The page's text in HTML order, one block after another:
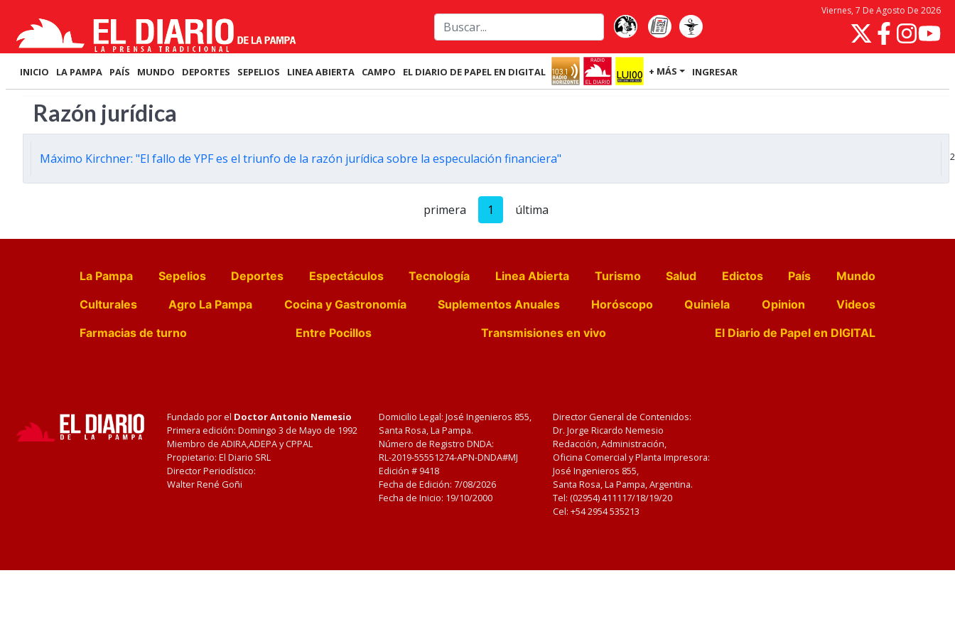
Viernes, 7 De Agosto De 2026
INICIO LA PAMPA PAÍS MUNDO DEPORTES SEPELIOS LINEA ABIERTA CAMPO EL DIARIO DE PAPEL EN DIGITAL + MÁS INGRESAR
Razón jurídica
Máximo Kirchner: "El fallo de YPF es el triunfo de la razón jurídica sobre la especulación financiera"
primera 1 última
La Pampa Sepelios Deportes Espectáculos Tecnología Linea Abierta Turismo Salud Edictos País
Mundo
Culturales
Agro La Pampa Cocina y Gastronomía Suplementos Anuales Horóscopo Quiniela Opinion
Videos
Farmacias de turno
Entre Pocillos Transmisiones en vivo El Diario de Papel en DIGITAL
Fundado por el Doctor Antonio Nemesio
Primera edición: Domingo 3 de Mayo de 1992
Miembro de ADIRA,ADEPA y CPPAL
Propietario: El Diario SRL
Director Periodístico:
Walter René Goñi
Domicilio Legal: José Ingenieros 855,
Santa Rosa, La Pampa.
Número de Registro DNDA:
RL-2019-55551274-APN-DNDA#MJ
Edición # 9418
Fecha de Edición: 7/08/2026
Fecha de Inicio: 19/10/2000
Director General de Contenidos:
Dr. Jorge Ricardo Nemesio
Redacción, Administración,
Oficina Comercial y Planta Impresora:
José Ingenieros 855,
Santa Rosa, La Pampa, Argentina.
Tel: (02954) 411117/18/19/20
Cel: +54 2954 535213